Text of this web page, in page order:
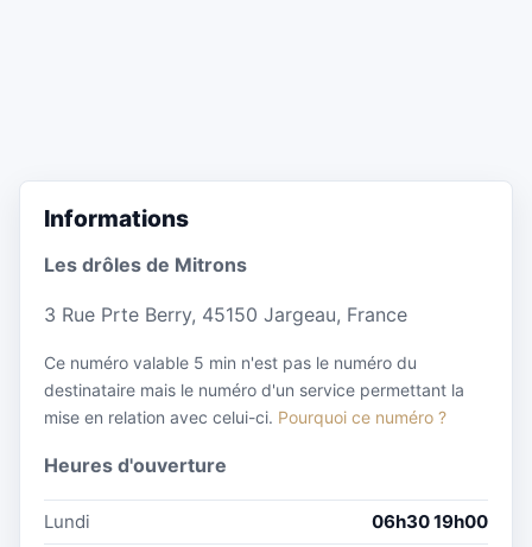
Informations
Les drôles de Mitrons
3 Rue Prte Berry, 45150 Jargeau, France
Ce numéro valable 5 min n'est pas le numéro du
destinataire mais le numéro d'un service permettant la
mise en relation avec celui-ci. Pourquoi ce numéro ?
Heures d'ouverture
Lundi
06h30 19h00